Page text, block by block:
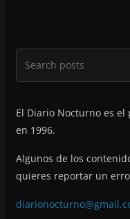
El Diario Nocturno es
en 1996.
Algunos de los
quieres reportar un